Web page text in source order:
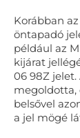
Korábban
öntapadó
például az
kijárat
06 98Z
megoldotta,
belsővel
a jel mögé